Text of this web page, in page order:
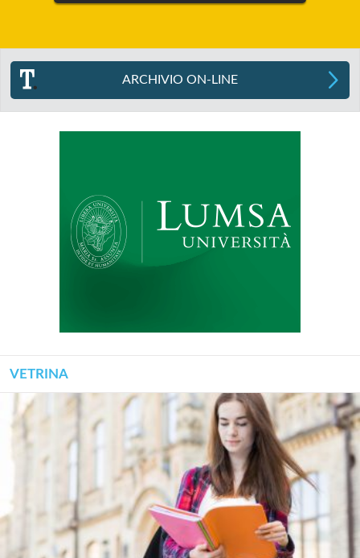
ARCHIVIO ON-LINE
VETRINA